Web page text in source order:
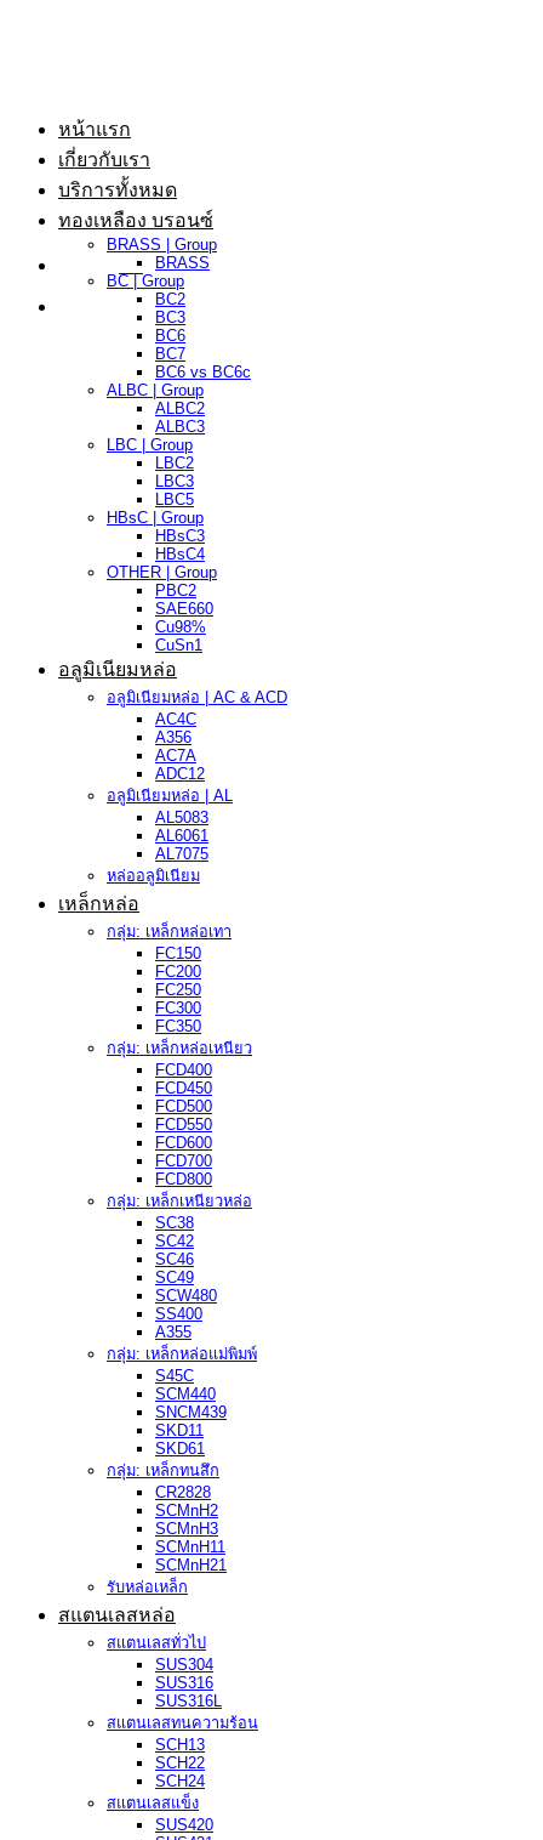
หน้าแรก
เกี่ยวกับเรา
บริการทั้งหมด
ทองเหลือง บรอนซ์
BRASS | Group
BRASS
BC | Group
BC2
BC3
BC6
BC7
BC6 vs BC6c
ALBC | Group
ALBC2
ALBC3
LBC | Group
LBC2
LBC3
LBC5
HBsC | Group
HBsC3
HBsC4
OTHER | Group
PBC2
SAE660
Cu98%
CuSn1
อลูมิเนียมหล่อ
อลูมิเนียมหล่อ | AC & ACD
AC4C
A356
AC7A
ADC12
อลูมิเนียมหล่อ | AL
AL5083
AL6061
AL7075
หล่ออลูมิเนียม
เหล็กหล่อ
กลุ่ม: เหล็กหล่อเทา
FC150
FC200
FC250
FC300
FC350
กลุ่ม: เหล็กหล่อเหนียว
FCD400
FCD450
FCD500
FCD550
FCD600
FCD700
FCD800
กลุ่ม: เหล็กเหนียวหล่อ
SC38
SC42
SC46
SC49
SCW480
SS400
A355
กลุ่ม: เหล็กหล่อแม่พิมพ์
S45C
SCM440
SNCM439
SKD11
SKD61
กลุ่ม: เหล็กทนสึก
CR2828
SCMnH2
SCMnH3
SCMnH11
SCMnH21
รับหล่อเหล็ก
สแตนเลสหล่อ
สแตนเลสทั่วไป
SUS304
SUS316
SUS316L
สแตนเลสทนความร้อน
SCH13
SCH22
SCH24
สแตนเลสแข็ง
SUS420